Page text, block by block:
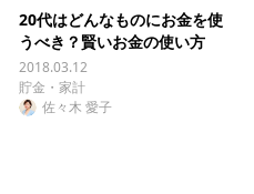
20代はどんなものにお金を使
うべき？賢いお金の使い方
2018.03.12
貯金・家計
佐々木 愛子